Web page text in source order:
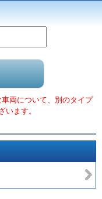
両について、別のタイプ
います。